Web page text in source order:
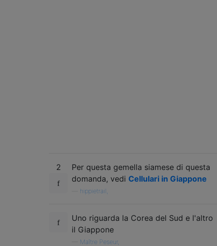
2
Per questa gemella siamese di questa
domanda, vedi Cellulari in Giappone
hippietrail,
Uno riguarda la Corea del Sud e l'altro
il Giappone
Maître Peseur,